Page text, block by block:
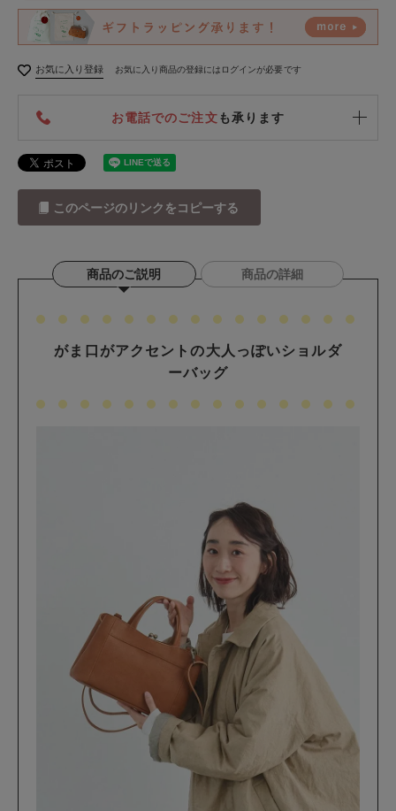
お気に入り登録 お気に入り商品の登録にはログインが必要です
お電話でのご注文も承ります
このページのリンクをコピーする
商品のご説明 商品の詳細
がま口がアクセントの大人っぽいショルダ
ーバッグ